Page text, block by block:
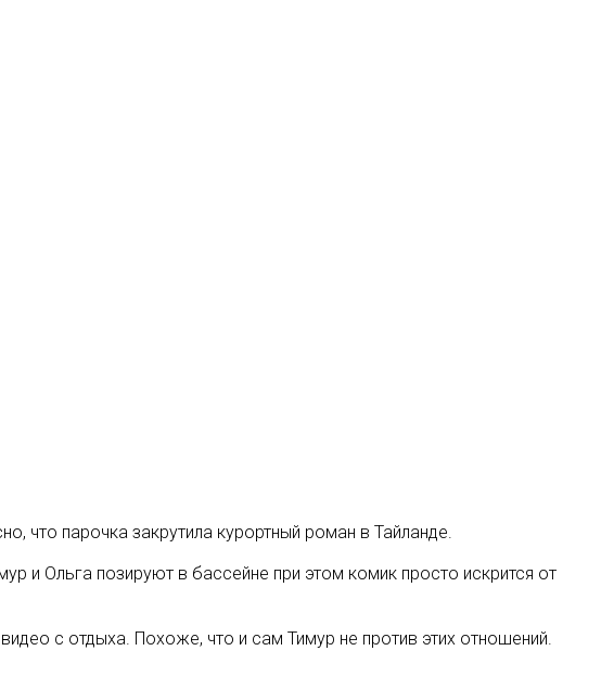
что парочка закрутила курортный роман в Тайланде.
и Ольга позируют в бассейне при этом комик просто искрится от
с отдыха. Похоже, что и сам Тимур не против этих отношений.